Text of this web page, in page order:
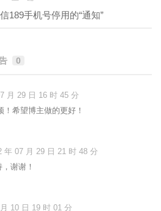
189手机号停用的“通知”
0
月 29 日 16 时 45 分
希望博主做的更好！
年 07 月 29 日 21 时 48 分
谢谢！
10 日 19 时 01 分